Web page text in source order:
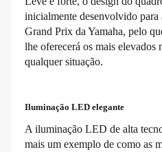
inicialmente desenvolvido para
Grand Prix da Yamaha, pelo
lhe oferecerá os mais elevados
qualquer situação.
Iluminação LED elegante
A iluminação LED de alta
mais um exemplo de como as